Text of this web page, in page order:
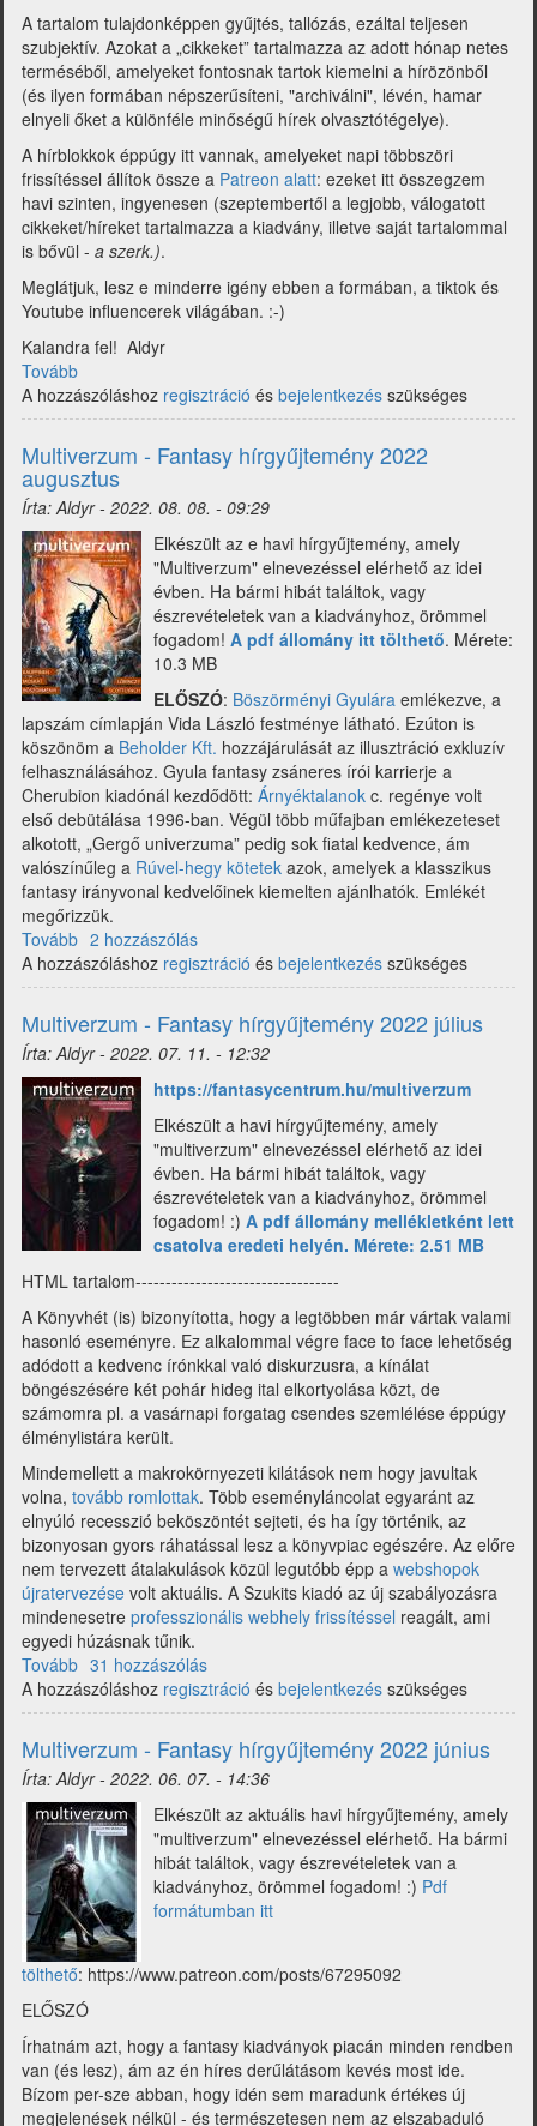
A tartalom tulajdonképpen gyűjtés, tallózás, ezáltal teljesen
szubjektív. Azokat a „cikkeket” tartalmazza az adott hónap netes
terméséből, amelyeket fontosnak tartok kiemelni a hírözönből
(és ilyen formában népszerűsíteni, "archiválni", lévén, hamar
elnyeli őket a különféle minőségű hírek olvasztótégelye).
A hírblokkok éppúgy itt vannak, amelyeket napi többszöri
frissítéssel állítok össze a Patreon alatt: ezeket itt összegzem
havi szinten, ingyenesen (szeptembertől a legjobb, válogatott
cikkeket/híreket tartalmazza a kiadvány, illetve saját tartalommal
is bővül - a szerk.).
Meglátjuk, lesz e minderre igény ebben a formában, a tiktok és
Youtube influencerek világában. :-)
Kalandra fel! Aldyr
Tovább
lapszámok)
A hozzászóláshoz regisztráció és bejelentkezés szükséges
Multiverzum - Fantasy hírgyűjtemény 2022
augusztus
Írta:Aldyr- 2022. 08. 08. - 09:29
Elkészült az e havi hírgyűjtemény, amely
"Multiverzum" elnevezéssel elérhető az idei
évben. Ha bármi hibát találtok, vagy
észrevételetek van a kiadványhoz, örömmel
fogadom! A pdf állomány itt tölthető. Mérete:
10.3 MB
ELŐSZÓ: Böszörményi Gyulára emlékezve, a
lapszám címlapján Vida László festménye látható. Ezúton is
köszönöm a Beholder Kft. hozzájárulását az illusztráció exkluzív
felhasználásához. Gyula fantasy zsáneres írói karrierje a
Cherubion kiadónál kezdődött: Árnyéktalanok c. regénye volt
első debütálása 1996-ban. Végül több műfajban emlékezeteset
alkotott, „Gergő univerzuma” pedig sok fiatal kedvence, ám
valószínűleg a Rúvel-hegy kötetek azok, amelyek a klasszikus
fantasy irányvonal kedvelőinek kiemelten ajánlhatók. Emlékét
megőrizzük.
Tovább (Multiverzum
-
Fantasy
hírgyűjtemény
2022
augusztus)
2 hozzászólás
A hozzászóláshoz regisztráció és bejelentkezés szükséges
Multiverzum - Fantasy hírgyűjtemény 2022 július
Írta:Aldyr- 2022. 07. 11. - 12:32
https://fantasycentrum.hu/multiverzum
Elkészült a havi hírgyűjtemény, amely
"multiverzum" elnevezéssel elérhető az idei
évben. Ha bármi hibát találtok, vagy
észrevételetek van a kiadványhoz, örömmel
fogadom! :) A pdf állomány mellékletként lett
csatolva eredeti helyén. Mérete: 2.51 MB
HTML tartalom----------------------------------
A Könyvhét (is) bizonyította, hogy a legtöbben már vártak valami
hasonló eseményre. Ez alkalommal végre face to face lehetőség
adódott a kedvenc írónkkal való diskurzusra, a kínálat
böngészésére két pohár hideg ital elkortyolása közt, de
számomra pl. a vasárnapi forgatag csendes szemlélése éppúgy
élménylistára került.
Mindemellett a makrokörnyezeti kilátások nem hogy javultak
volna, tovább romlottak. Több eseményláncolat egyaránt az
elnyúló recesszió beköszöntét sejteti, és ha így történik, az
bizonyosan gyors ráhatással lesz a könyvpiac egészére. Az előre
nem tervezett átalakulások közül legutóbb épp a webshopok
újratervezése volt aktuális. A Szukits kiadó az új szabályozásra
mindenesetre professzionális webhely frissítéssel reagált, ami
egyedi húzásnak tűnik.
Tovább (Multiverzum
-
Fantasy
hírgyűjtemény
2022
július)
31 hozzászólás
A hozzászóláshoz regisztráció és bejelentkezés szükséges
Multiverzum - Fantasy hírgyűjtemény 2022 június
Írta:Aldyr- 2022. 06. 07. - 14:36
Elkészült az aktuális havi hírgyűjtemény, amely
"multiverzum" elnevezéssel elérhető. Ha bármi
hibát találtok, vagy észrevételetek van a
kiadványhoz, örömmel fogadom! :) Pdf
formátumban itt
tölthető: https://www.patreon.com/posts/67295092
ELŐSZÓ
Írhatnám azt, hogy a fantasy kiadványok piacán minden rendben
van (és lesz), ám az én híres derűlátásom kevés most ide.
Bízom per-sze abban, hogy idén sem maradunk értékes új
megjelenések nélkül - és természetesen nem az elszabaduló